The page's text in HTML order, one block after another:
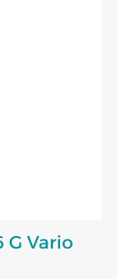
G Vario